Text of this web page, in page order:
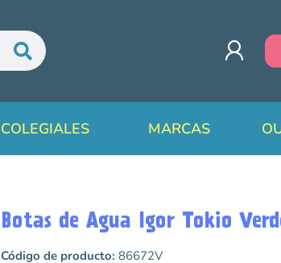
COLEGIALES MARCAS
Botas de Agua Igor Tokio
Código de producto: 86672V